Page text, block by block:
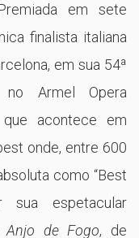
em sete
finalista italiana
em sua 54ª
no Armel Opera
que acontece em
onde, entre 600
como “Best
sua espetacular
Anjo de Fogo, de